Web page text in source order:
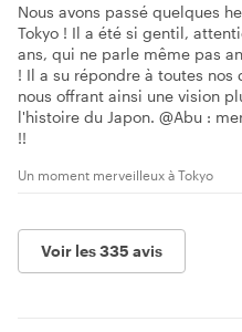
Nous avons passé quelques
Tokyo ! Il a été si gentil,
ans, qui ne parle même pas
! Il a su répondre à toutes
nous offrant ainsi une vision
l'histoire du Japon. @Abu :
!!
Un moment merveilleux à Tokyo
Voir les 335 avis